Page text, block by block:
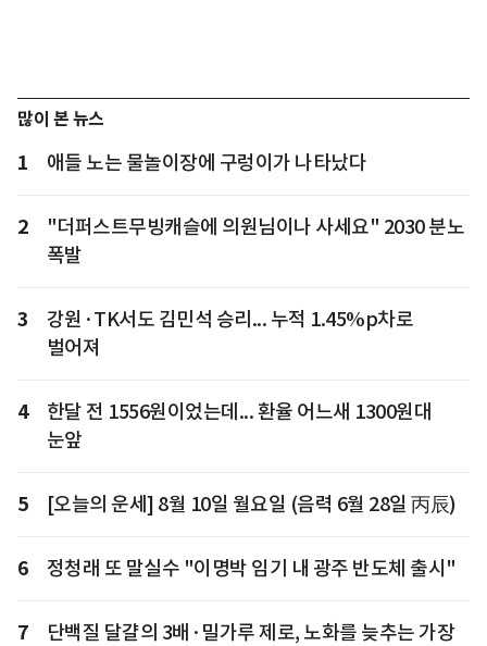
많이 본 뉴스
1 애들 노는 물놀이장에 구렁이가 나타났다
2
"더퍼스트무빙캐슬에 의원님이나 사세요" 2030 분노
폭발
3
강원·TK서도 김민석 승리... 누적 1.45%p차로
벌어져
4
한달 전 1556원이었는데... 환율 어느새 1300원대
눈앞
5 [오늘의 운세] 8월 10일 월요일 (음력 6월 28일 丙辰)
6 정청래 또 말실수 "이명박 임기 내 광주 반도체 출시"
7
단백질 달걀의 3배·밀가루 제로, 노화를 늦추는 가장